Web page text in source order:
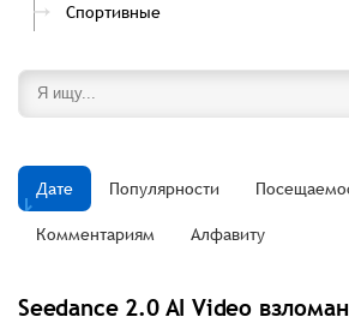
Спортивные
Дате Популярности
Комментариям Алфавиту
Seedance 2.0 AI Video